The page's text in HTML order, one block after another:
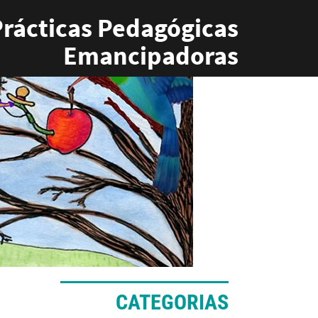
Pedagógicas
Emancipadoras
CATEGORIAS